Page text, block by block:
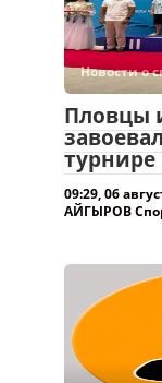
Новости о
Пловцы
09:29, 06
АЙГЫРОВ